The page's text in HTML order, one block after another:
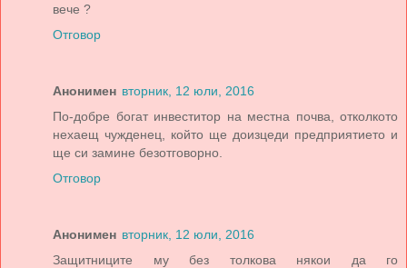
вече ?
Отговор
Анонимен вторник, 12 юли, 2016
По-добре богат инвеститор на местна почва, отколкото
нехаещ чужденец, който ще доизцеди предприятието и
ще си замине безотговорно.
Отговор
Анонимен вторник, 12 юли, 2016
Защитниците му без толкова някои да го